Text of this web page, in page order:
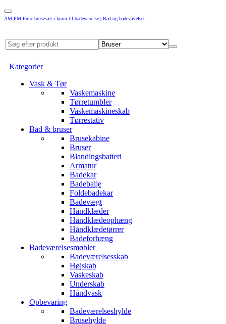
AM.PM Func brusesæt i krom til badeværelse | Bad og badeværelset
Kategorier
Vask & Tør
Vaskemaskine
Tørretumbler
Vaskemaskineskab
Tørrestativ
Bad & bruser
Brusekabine
Bruser
Blandingsbatteri
Armatur
Badekar
Badebalje
Foldebadekar
Badevægt
Håndklæder
Håndklædeophæng
Håndklædetørrer
Badeforhæng
Badeværelsesmøbler
Badeværelsesskab
Højskab
Vaskeskab
Underskab
Håndvask
Opbevaring
Badeværelseshylde
Brusehylde